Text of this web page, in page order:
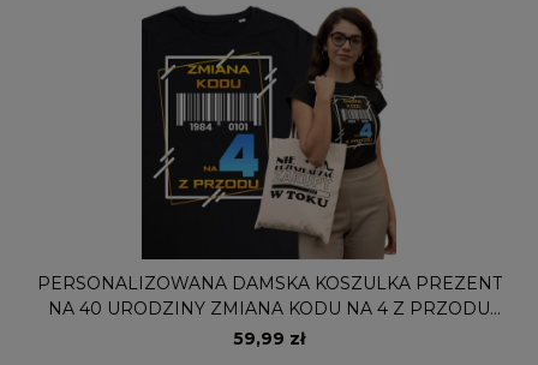
PERSONALIZOWANA DAMSKA KOSZULKA PREZENT
NA 40 URODZINY ZMIANA KODU NA 4 Z PRZODU
TORBA GRATIS
59,99 zł